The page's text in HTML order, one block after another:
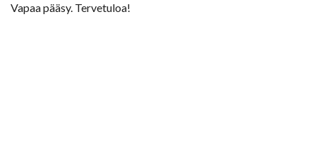
Vapaa pääsy. Tervetuloa!